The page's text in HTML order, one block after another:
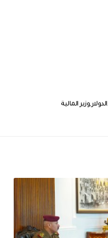
الدولار وزير المالية